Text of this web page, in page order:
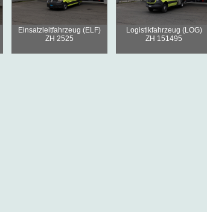
Einsatzleitfahrzeug (ELF)
ZH 2525
Logistikfahrzeug (LOG)
ZH 151495